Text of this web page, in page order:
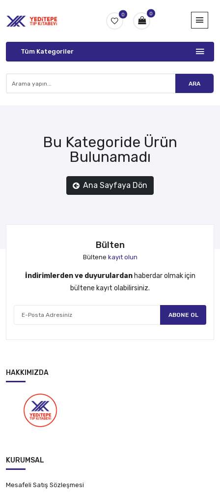
0 0
Tüm Kategoriler
ARA
Bu Kategoride Ürün
Bulunamadı
Ana Sayfaya Dön
Bülten
Bültene kayıt olun
İndirimlerden ve duyurulardanhaberdar olmak için
bültene kayıt olabilirsiniz.
ABONE OL
HAKKIMIZDA
KURUMSAL
Mesafeli Satış Sözleşmesi